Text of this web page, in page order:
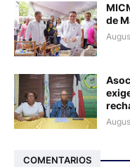
de
COMENTARIOS